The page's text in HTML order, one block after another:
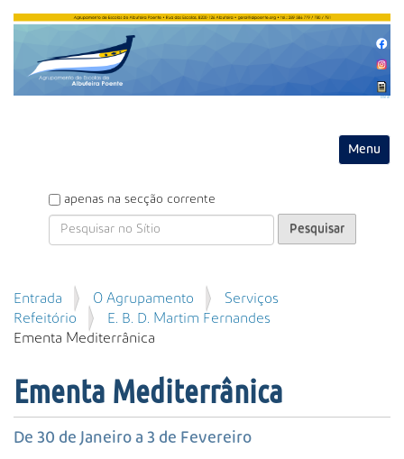
Toggle
P
e
i
s
a
apenas na secção corrente
P
e
s
a
Entrada O Agrupamento
Serviços
Refeitório
E. B. D. Martim Fernandes
Ementa Mediterrânica
Ementa Mediterrânica
De 30 de Janeiro a 3 de Fevereiro